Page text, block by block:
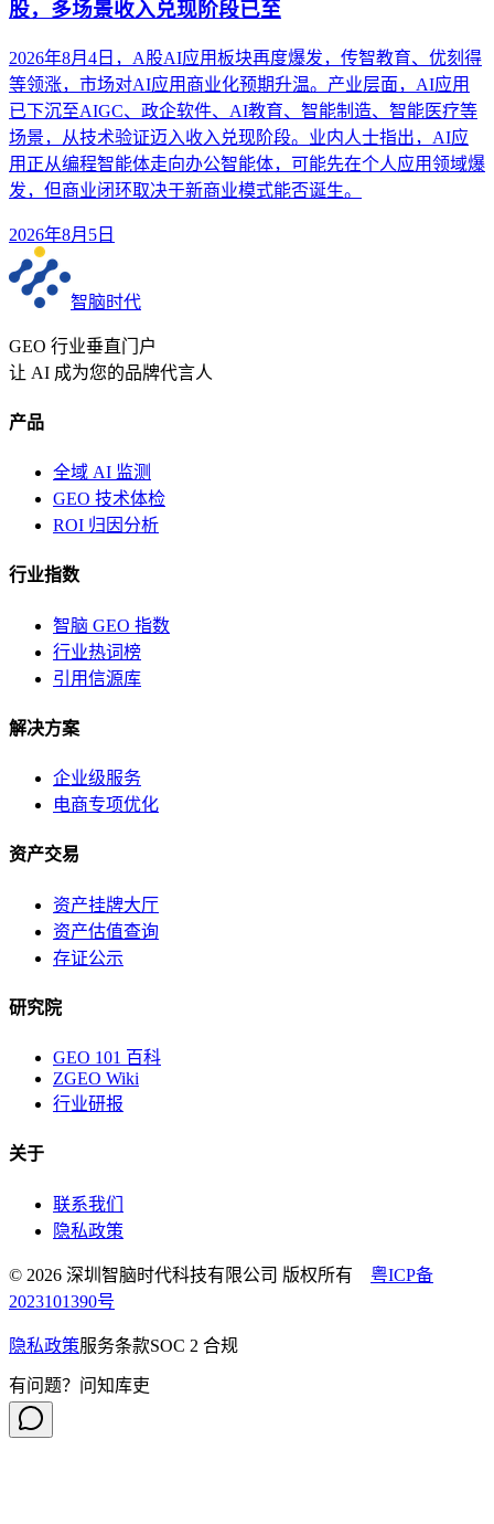
股，多场景收入兑现阶段已至
2026年8月4日，A股AI应用板块再度爆发，传智教育、优刻得
等领涨，市场对AI应用商业化预期升温。产业层面，AI应用
已下沉至AIGC、政企软件、AI教育、智能制造、智能医疗等
场景，从技术验证迈入收入兑现阶段。业内人士指出，AI应
用正从编程智能体走向办公智能体，可能先在个人应用领域爆
发，但商业闭环取决于新商业模式能否诞生。
2026年8月5日
智脑时代
GEO 行业垂直门户
让 AI 成为您的品牌代言人
产品
全域 AI 监测
GEO 技术体检
ROI 归因分析
行业指数
智脑 GEO 指数
行业热词榜
引用信源库
解决方案
企业级服务
电商专项优化
资产交易
资产挂牌大厅
资产估值查询
存证公示
研究院
GEO 101 百科
ZGEO Wiki
行业研报
关于
联系我们
隐私政策
© 2026 深圳智脑时代科技有限公司 版权所有 粤ICP备
2023101390号
隐私政策服务条款SOC 2 合规
有问题？问知库吏